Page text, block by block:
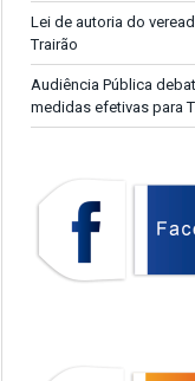
Lei de autoria do
Trairão
Audiência Pública
medidas efetivas para